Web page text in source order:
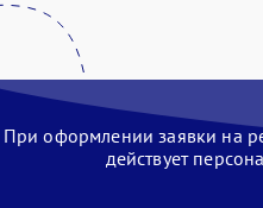
При оформлении заявки на
действует